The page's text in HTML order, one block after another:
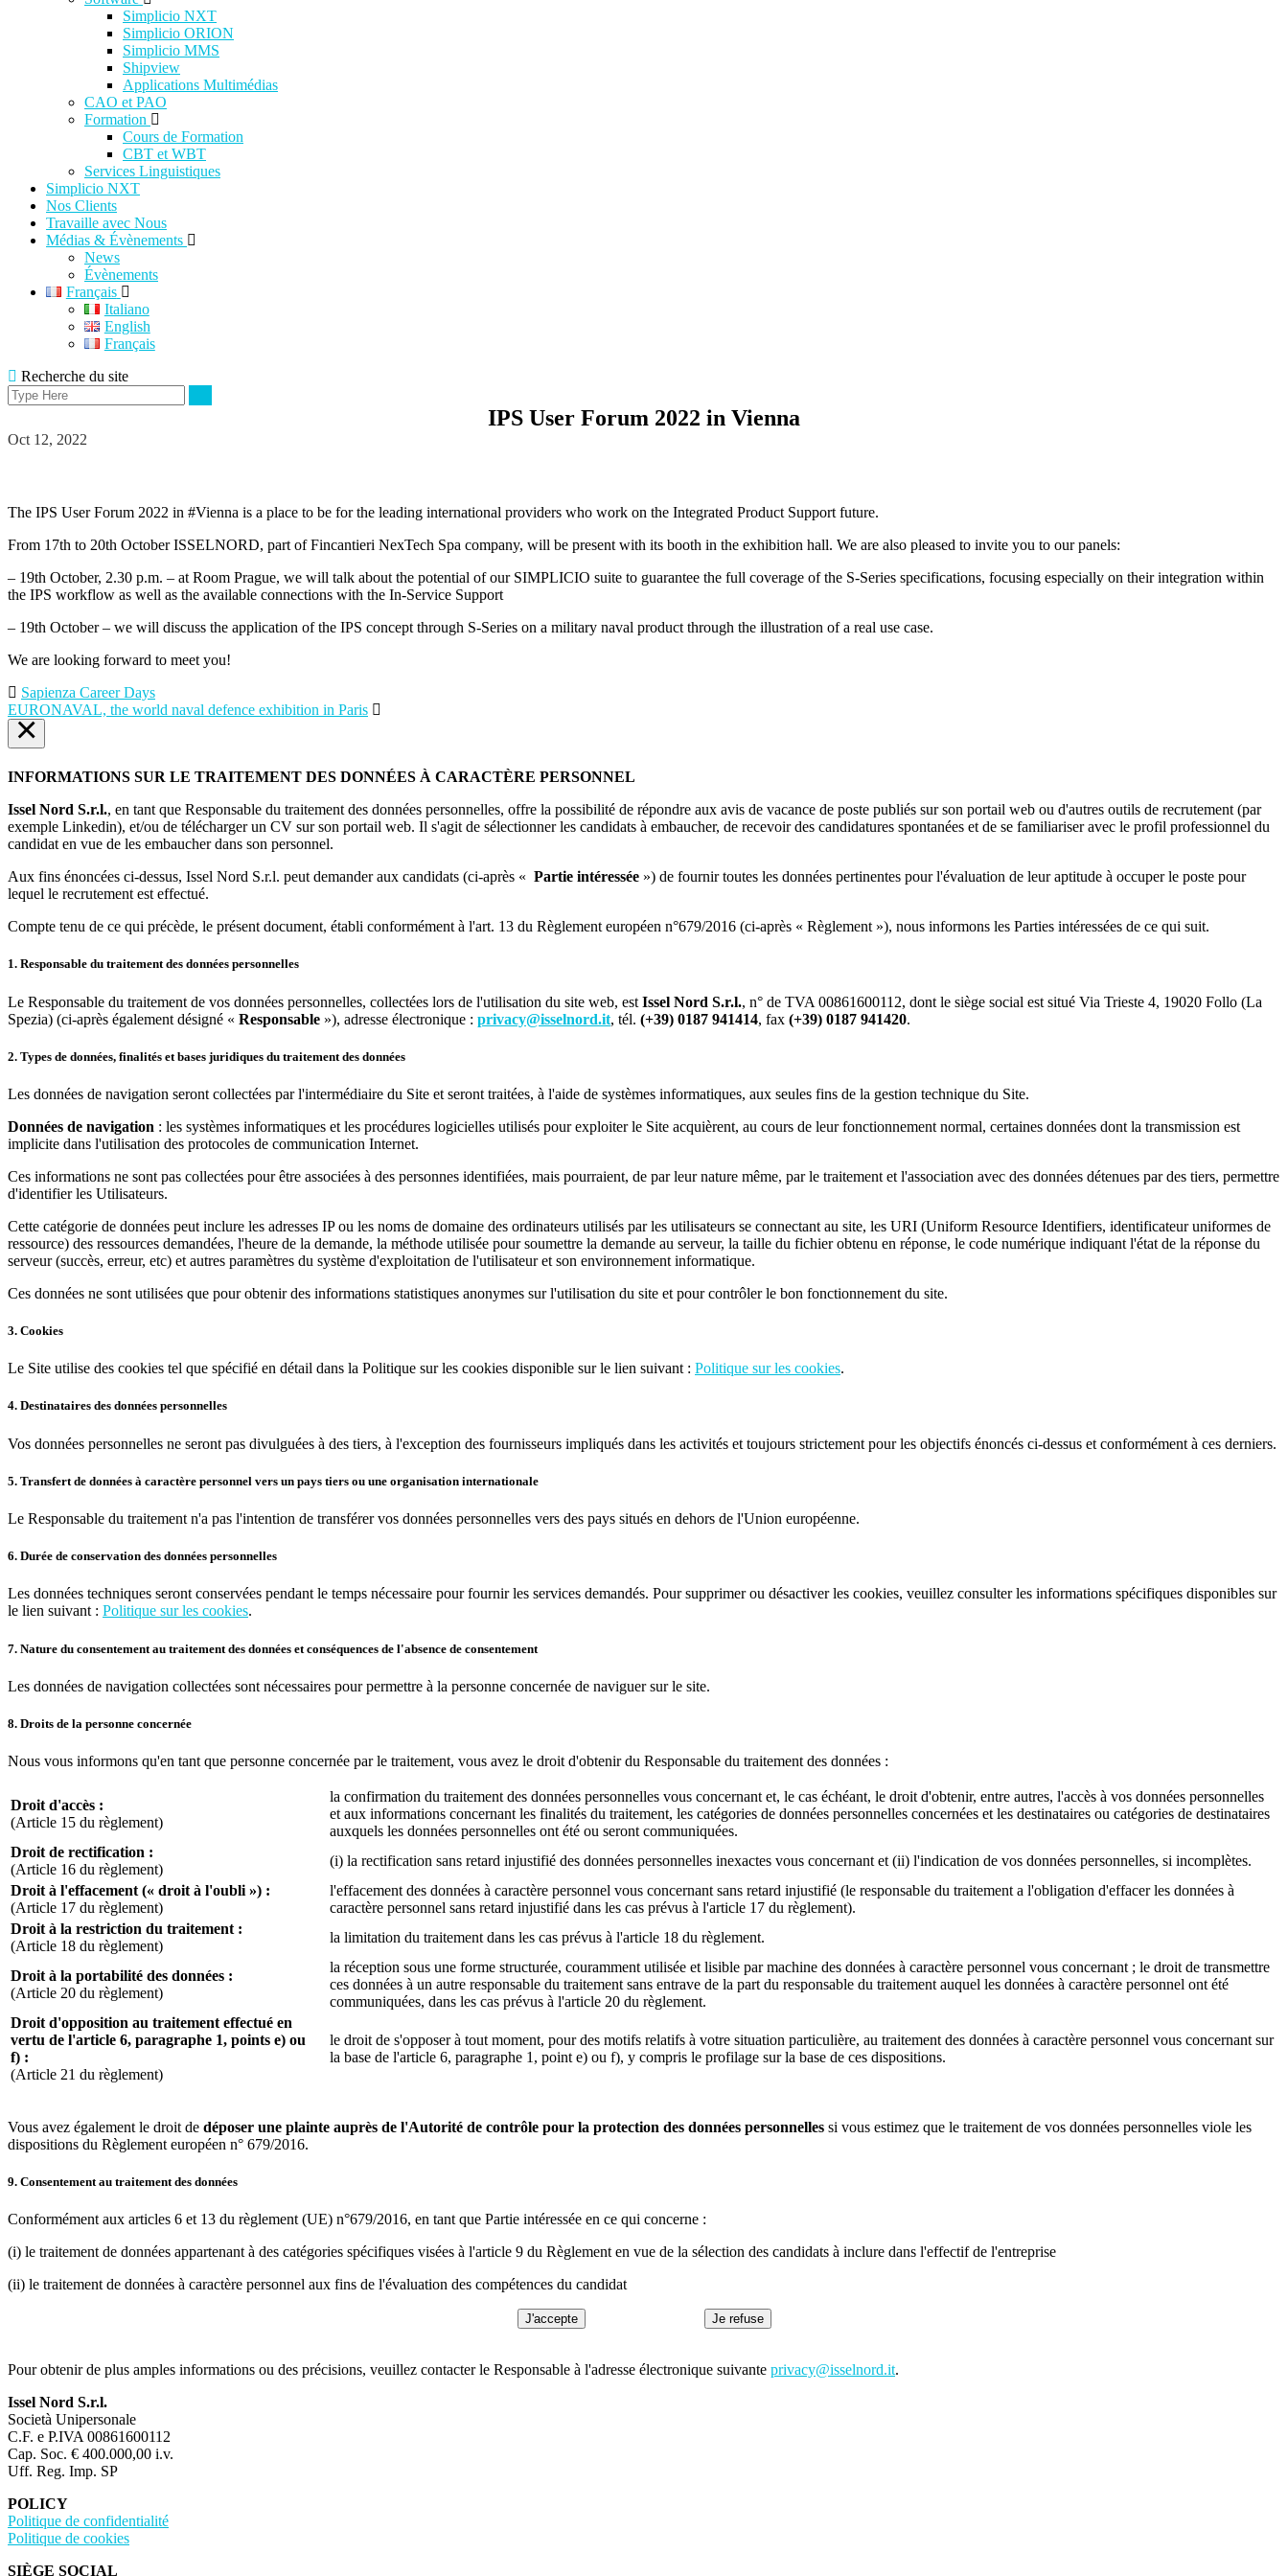
Simplicio NXT
Simplicio ORION
Simplicio MMS
Shipview
Applications Multimédias
CAO et PAO
Formation
Cours de Formation
CBT et WBT
Services Linguistiques
Simplicio NXT
Nos Clients
Travaille avec Nous
Médias & Évènements
News
Évènements
Français
Italiano
English
Français
Recherche du site
Search
for:
IPS User Forum 2022 in Vienna
Oct 12, 2022
The IPS User Forum 2022 in #Vienna is a place to be for the leading international providers who work on the Integrated Product Support future.
From 17th to 20th October ISSELNORD, part of Fincantieri NexTech Spa company, will be present with its booth in the exhibition hall. We are also pleased to invite you to our panels:
– 19th October, 2.30 p.m. – at Room Prague, we will talk about the potential of our SIMPLICIO suite to guarantee the full coverage of the S-Series specifications, focusing especially on their integration within
the IPS workflow as well as the available connections with the In-Service Support
– 19th October – we will discuss the application of the IPS concept through S-Series on a military naval product through the illustration of a real use case.
We are looking forward to meet you!
Sapienza Career Days
EURONAVAL, the world naval defence exhibition in Paris
×
INFORMATIONS SUR LE TRAITEMENT DES DONNÉES À CARACTÈRE PERSONNEL
Issel Nord S.r.l., en tant que Responsable du traitement des données personnelles, offre la possibilité de répondre aux avis de vacance de poste publiés sur son portail web ou d'autres outils de recrutement (par
exemple Linkedin), et/ou de télécharger un CV sur son portail web. Il s'agit de sélectionner les candidats à embaucher, de recevoir des candidatures spontanées et de se familiariser avec le profil professionnel du
candidat en vue de les embaucher dans son personnel.
Aux fins énoncées ci-dessus, Issel Nord S.r.l. peut demander aux candidats (ci-après « Partie intéressée ») de fournir toutes les données pertinentes pour l'évaluation de leur aptitude à occuper le poste pour
lequel le recrutement est effectué.
Compte tenu de ce qui précède, le présent document, établi conformément à l'art. 13 du Règlement européen n°679/2016 (ci-après « Règlement »), nous informons les Parties intéressées de ce qui suit.
1. Responsable du traitement des données personnelles
Le Responsable du traitement de vos données personnelles, collectées lors de l'utilisation du site web, est Issel Nord S.r.l., n° de TVA 00861600112, dont le siège social est situé Via Trieste 4, 19020 Follo (La
Spezia) (ci-après également désigné « Responsable »), adresse électronique : privacy@isselnord.it, tél. (+39) 0187 941414, fax (+39) 0187 941420.
2. Types de données, finalités et bases juridiques du traitement des données
Les données de navigation seront collectées par l'intermédiaire du Site et seront traitées, à l'aide de systèmes informatiques, aux seules fins de la gestion technique du Site.
Données de navigation : les systèmes informatiques et les procédures logicielles utilisés pour exploiter le Site acquièrent, au cours de leur fonctionnement normal, certaines données dont la transmission est
implicite dans l'utilisation des protocoles de communication Internet.
Ces informations ne sont pas collectées pour être associées à des personnes identifiées, mais pourraient, de par leur nature même, par le traitement et l'association avec des données détenues par des tiers, permettre
d'identifier les Utilisateurs.
Cette catégorie de données peut inclure les adresses IP ou les noms de domaine des ordinateurs utilisés par les utilisateurs se connectant au site, les URI (Uniform Resource Identifiers, identificateur uniformes de
ressource) des ressources demandées, l'heure de la demande, la méthode utilisée pour soumettre la demande au serveur, la taille du fichier obtenu en réponse, le code numérique indiquant l'état de la réponse du
serveur (succès, erreur, etc) et autres paramètres du système d'exploitation de l'utilisateur et son environnement informatique.
Ces données ne sont utilisées que pour obtenir des informations statistiques anonymes sur l'utilisation du site et pour contrôler le bon fonctionnement du site.
3. Cookies
Le Site utilise des cookies tel que spécifié en détail dans la Politique sur les cookies disponible sur le lien suivant : Politique sur les cookies.
4. Destinataires des données personnelles
Vos données personnelles ne seront pas divulguées à des tiers, à l'exception des fournisseurs impliqués dans les activités et toujours strictement pour les objectifs énoncés ci-dessus et conformément à ces derniers.
5. Transfert de données à caractère personnel vers un pays tiers ou une organisation internationale
Le Responsable du traitement n'a pas l'intention de transférer vos données personnelles vers des pays situés en dehors de l'Union européenne.
6. Durée de conservation des données personnelles
Les données techniques seront conservées pendant le temps nécessaire pour fournir les services demandés. Pour supprimer ou désactiver les cookies, veuillez consulter les informations spécifiques disponibles sur
le lien suivant : Politique sur les cookies.
7. Nature du consentement au traitement des données et conséquences de l'absence de consentement
Les données de navigation collectées sont nécessaires pour permettre à la personne concernée de naviguer sur le site.
8. Droits de la personne concernée
Nous vous informons qu'en tant que personne concernée par le traitement, vous avez le droit d'obtenir du Responsable du traitement des données :
Droit d'accès :
(Article 15 du règlement)
la confirmation du traitement des données personnelles vous concernant et, le cas échéant, le droit d'obtenir, entre autres, l'accès à vos données personnelles
et aux informations concernant les finalités du traitement, les catégories de données personnelles concernées et les destinataires ou catégories de destinataires
auxquels les données personnelles ont été ou seront communiquées.
Droit de rectification :
(Article 16 du règlement)
(i) la rectification sans retard injustifié des données personnelles inexactes vous concernant et (ii) l'indication de vos données personnelles, si incomplètes.
Droit à l'effacement (« droit à l'oubli ») :
(Article 17 du règlement)
l'effacement des données à caractère personnel vous concernant sans retard injustifié (le responsable du traitement a l'obligation d'effacer les données à
caractère personnel sans retard injustifié dans les cas prévus à l'article 17 du règlement).
Droit à la restriction du traitement :
(Article 18 du règlement)
la limitation du traitement dans les cas prévus à l'article 18 du règlement.
Droit à la portabilité des données :
(Article 20 du règlement)
la réception sous une forme structurée, couramment utilisée et lisible par machine des données à caractère personnel vous concernant ; le droit de transmettre
ces données à un autre responsable du traitement sans entrave de la part du responsable du traitement auquel les données à caractère personnel ont été
communiquées, dans les cas prévus à l'article 20 du règlement.
Droit d'opposition au traitement effectué en
vertu de l'article 6, paragraphe 1, points e) ou
f) :
(Article 21 du règlement)
le droit de s'opposer à tout moment, pour des motifs relatifs à votre situation particulière, au traitement des données à caractère personnel vous concernant sur
la base de l'article 6, paragraphe 1, point e) ou f), y compris le profilage sur la base de ces dispositions.
Vous avez également le droit de déposer une plainte auprès de l'Autorité de contrôle pour la protection des données personnelles si vous estimez que le traitement de vos données personnelles viole les
dispositions du Règlement européen n° 679/2016.
9. Consentement au traitement des données
Conformément aux articles 6 et 13 du règlement (UE) n°679/2016, en tant que Partie intéressée en ce qui concerne :
(i) le traitement de données appartenant à des catégories spécifiques visées à l'article 9 du Règlement en vue de la sélection des candidats à inclure dans l'effectif de l'entreprise
(ii) le traitement de données à caractère personnel aux fins de l'évaluation des compétences du candidat
J'accepte Je refuse
Pour obtenir de plus amples informations ou des précisions, veuillez contacter le Responsable à l'adresse électronique suivante privacy@isselnord.it.
Issel Nord S.r.l.
Società Unipersonale
C.F. e P.IVA 00861600112
Cap. Soc. € 400.000,00 i.v.
Uff. Reg. Imp. SP
POLICY
Politique de confidentialité
Politique de cookies
SIÈGE SOCIAL